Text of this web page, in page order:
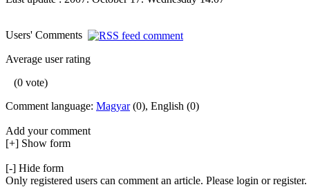
Users' Comments
Average user rating
(0 vote)
Comment language: Magyar(0), English (0)
Add your comment
[+] Show form
[-] Hide form
Only registered users can comment an article. Please login or register.